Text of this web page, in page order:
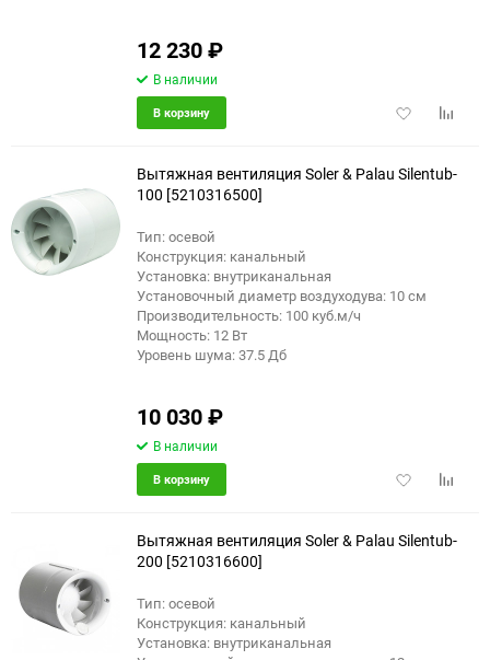
12 230₽
В наличии
Добавить
В корзину
Вытяжная вентиляция Soler & Palau Silentub-
100 [5210316500]
Тип: осевой
Конструкция: канальный
Установка: внутриканальная
Установочный диаметр воздуходува: 10 см
Производительность: 100 куб.м/ч
Мощность: 12 Вт
Уровень шума: 37.5 Дб
10 030₽
В наличии
Добавить
В корзину
Вытяжная вентиляция Soler & Palau Silentub-
200 [5210316600]
Тип: осевой
Конструкция: канальный
Установка: внутриканальная